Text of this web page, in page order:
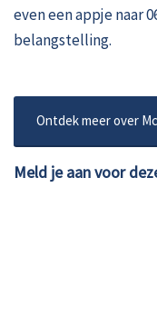
even een appje naar
belangstelling.
Ontdek meer over
Meld je aan voor